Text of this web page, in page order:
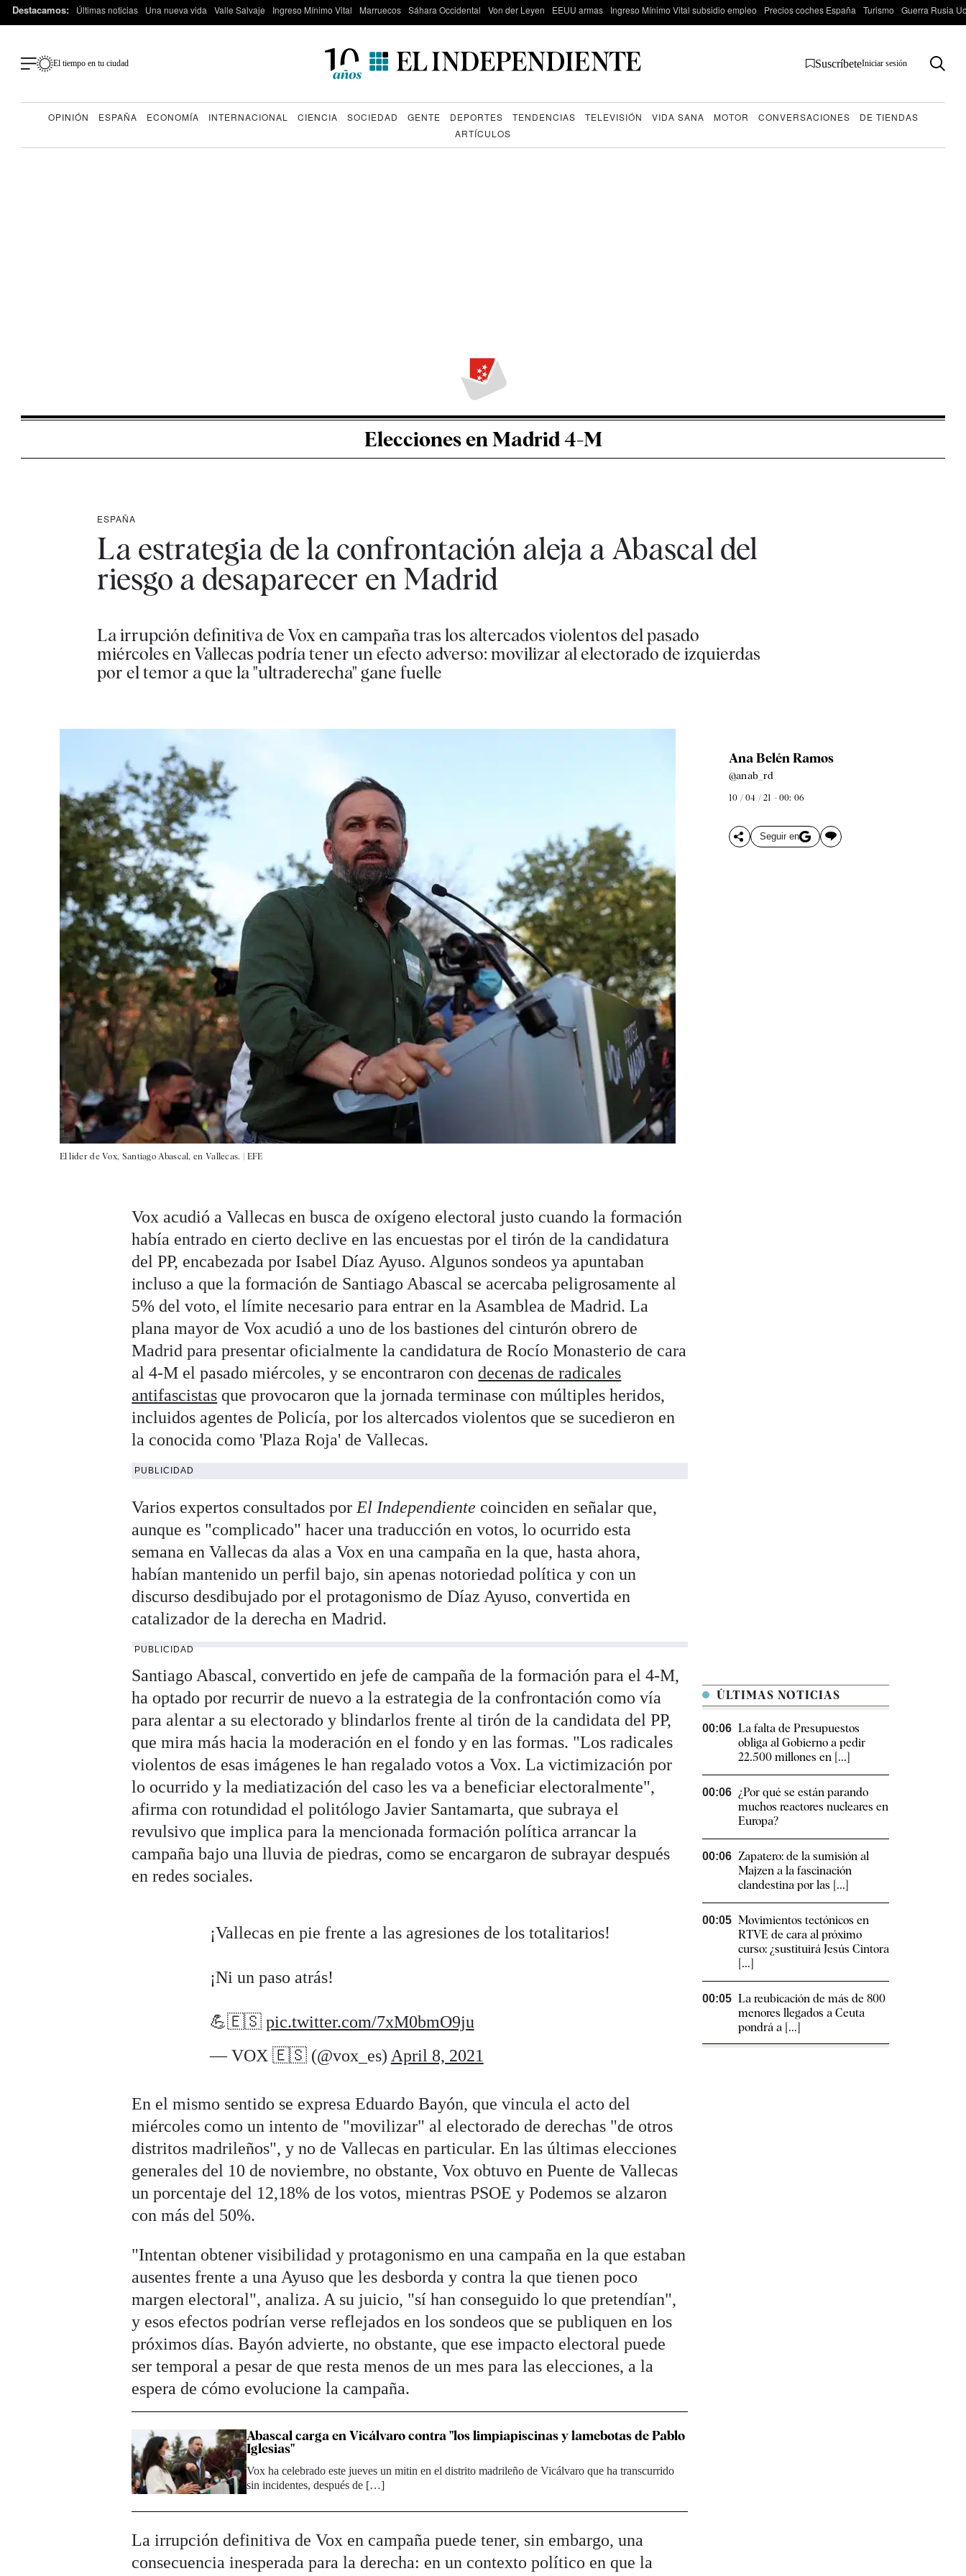
Destacamos: Últimas noticias Una nueva vida Valle Salvaje Ingreso Mínimo Vital Marruecos Sáhara Occidental Von der Leyen EEUU armas Ingreso Mínimo Vital subsidio empleo Precios coches España Turismo Guerra Rusia
El tiempo en tu ciudad SuscríbeteIniciar sesión
OPINIÓN ESPAÑA ECONOMÍA INTERNACIONAL CIENCIA SOCIEDAD GENTE DEPORTES TENDENCIAS TELEVISIÓN VIDA SANA MOTOR CONVERSACIONES
DE TIENDAS
ARTÍCULOS
Elecciones en Madrid 4-M
ESPAÑA
La estrategia de la confrontación aleja a Abascal del
riesgo a desaparecer en Madrid
La irrupción definitiva de Vox en campaña tras los altercados violentos del pasado
miércoles en Vallecas podría tener un efecto adverso: movilizar al electorado de izquierdas
por el temor a que la "ultraderecha" gane fuelle
El líder de Vox, Santiago Abascal, en Vallecas. | EFE
Ana Belén Ramos
@anab_rd
10 / 04 / 21 - 00: 06
Seguir en
Vox acudió a Vallecas en busca de oxígeno electoral justo cuando la formación
había entrado en cierto declive en las encuestas por el tirón de la candidatura
del PP, encabezada por Isabel Díaz Ayuso. Algunos sondeos ya apuntaban
incluso a que la formación de Santiago Abascal se acercaba peligrosamente al
5% del voto, el límite necesario para entrar en la Asamblea de Madrid. La
plana mayor de Vox acudió a uno de los bastiones del cinturón obrero de
Madrid para presentar oficialmente la candidatura de Rocío Monasterio de cara
al 4-M el pasado miércoles, y se encontraron condecenas de radicales
antifascistas que provocaron que la jornada terminase con múltiples heridos,
incluidos agentes de Policía, por los altercados violentos que se sucedieron en
la conocida como 'Plaza Roja' de Vallecas.
PUBLICIDAD
Varios expertos consultados por El Independiente coinciden en señalar que,
aunque es "complicado" hacer una traducción en votos, lo ocurrido esta
semana en Vallecas da alas a Vox en una campaña en la que, hasta ahora,
habían mantenido un perfil bajo, sin apenas notoriedad política y con un
discurso desdibujado por el protagonismo de Díaz Ayuso, convertida en
catalizador de la derecha en Madrid.
PUBLICIDAD
Santiago Abascal, convertido en jefe de campaña de la formación para el 4-M,
ha optado por recurrir de nuevo a la estrategia de la confrontación como vía
para alentar a su electorado y blindarlos frente al tirón de la candidata del PP,
que mira más hacia la moderación en el fondo y en las formas. "Los radicales
violentos de esas imágenes le han regalado votos a Vox. La victimización por
lo ocurrido y la mediatización del caso les va a beneficiar electoralmente",
afirma con rotundidad el politólogo Javier Santamarta, que subraya el
revulsivo que implica para la mencionada formación política arrancar la
campaña bajo una lluvia de piedras, como se encargaron de subrayar después
en redes sociales.
¡Vallecas en pie frente a las agresiones de los totalitarios!
¡Ni un paso atrás!
💪🇪🇸 pic.twitter.com/7xM0bmO9ju
— VOX 🇪🇸 (@vox_es) April 8, 2021
En el mismo sentido se expresa Eduardo Bayón, que vincula el acto del
miércoles como un intento de "movilizar" al electorado de derechas "de otros
distritos madrileños", y no de Vallecas en particular. En las últimas elecciones
generales del 10 de noviembre, no obstante, Vox obtuvo en Puente de Vallecas
un porcentaje del 12,18% de los votos, mientras PSOE y Podemos se alzaron
con más del 50%.
"Intentan obtener visibilidad y protagonismo en una campaña en la que estaban
ausentes frente a una Ayuso que les desborda y contra la que tienen poco
margen electoral", analiza. A su juicio, "sí han conseguido lo que pretendían",
y esos efectos podrían verse reflejados en los sondeos que se publiquen en los
próximos días. Bayón advierte, no obstante, que ese impacto electoral puede
ser temporal a pesar de que resta menos de un mes para las elecciones, a la
espera de cómo evolucione la campaña.
Abascal carga en Vicálvaro contra "los limpiapiscinas y lamebotas de Pablo
Iglesias"
Vox ha celebrado este jueves un mitin en el distrito madrileño de Vicálvaro que ha transcurrido
sin incidentes, después de […]
La irrupción definitiva de Vox en campaña puede tener, sin embargo, una
consecuencia inesperada para la derecha: en un contexto político en que la
ÚLTIMAS NOTICIAS
00:06 La falta de Presupuestos
obliga al Gobierno a pedir
22.500 millones en [...]
00:06 ¿Por qué se están parando
muchos reactores nucleares en
Europa?
00:06 Zapatero: de la sumisión al
Majzen a la fascinación
clandestina por las [...]
00:05 Movimientos tectónicos en
RTVE de cara al próximo
curso: ¿sustituirá Jesús Cintora
[...]
00:05 La reubicación de más de 800
menores llegados a Ceuta
pondrá a [...]